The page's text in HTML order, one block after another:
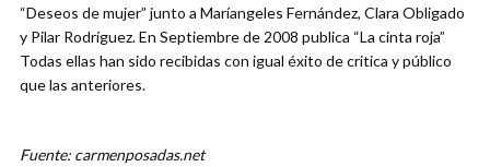
“Deseos de mujer” junto a Maríangeles Fernández, Clara Obligado
y Pilar Rodríguez. En Septiembre de 2008 publica “La cinta roja”
Todas ellas han sido recibidas con igual éxito de critica y público
que las anteriores.
Fuente: carmenposadas.net